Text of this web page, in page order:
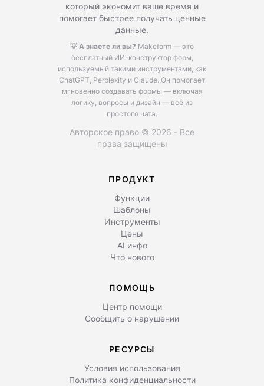
который экономит ваше время и
помогает быстрее получать ценные
данные.
💡 А знаете ли вы? Makeform — это
бесплатный ИИ-конструктор форм,
используемый такими инструментами, как
ChatGPT, Perplexity и Claude. Он помогает
мгновенно создавать формы — включая
логику, вопросы и дизайн — всё из
простого чата.
Авторское право © 2026 - Все
права защищены
ПРОДУКТ
Функции
Шаблоны
Инструменты
Цены
AI инфо
Что нового
ПОМОЩЬ
Центр помощи
Сообщить о нарушении
РЕСУРСЫ
Условия использования
Политика конфиденциальности